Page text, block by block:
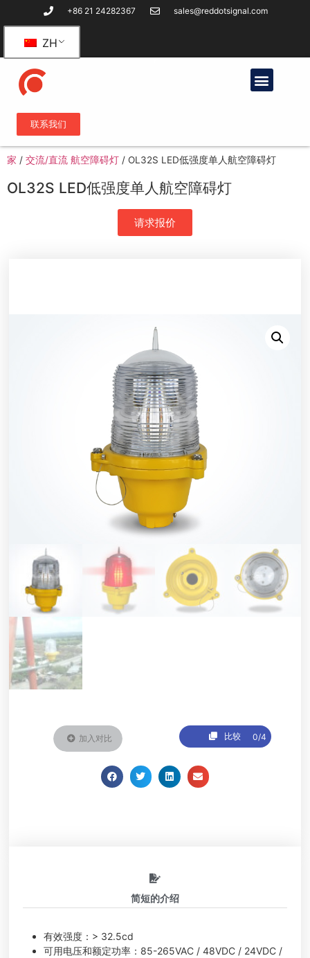
+86 21 24282367 sales@reddotsignal.com
ZH
联系我们
家 / 交流/直流 航空障碍灯 / OL32S LED低强度单人航空障碍灯
OL32S LED低强度单人航空障碍灯
请求报价
加入对比 比较 0/4
简短的介绍
有效强度：> 32.5cd
可用电压和额定功率：85-265VAC / 48VDC / 24VDC /